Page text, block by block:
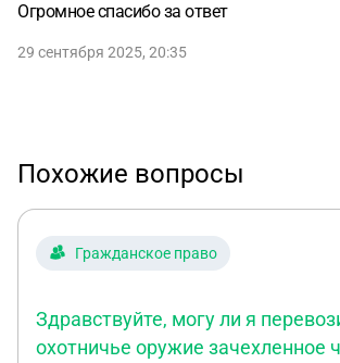
Огромное спасибо за ответ
29 сентября 2025, 20:35
Похожие вопросы
Гражданское право
Здравствуйте, могу ли я
охотничье оружие зачехленное